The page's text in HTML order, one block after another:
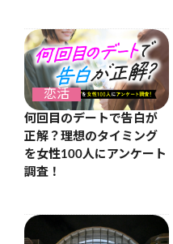
恋活
何回目のデートで告白が
正解？理想のタイミング
を女性100人にアンケート
調査！